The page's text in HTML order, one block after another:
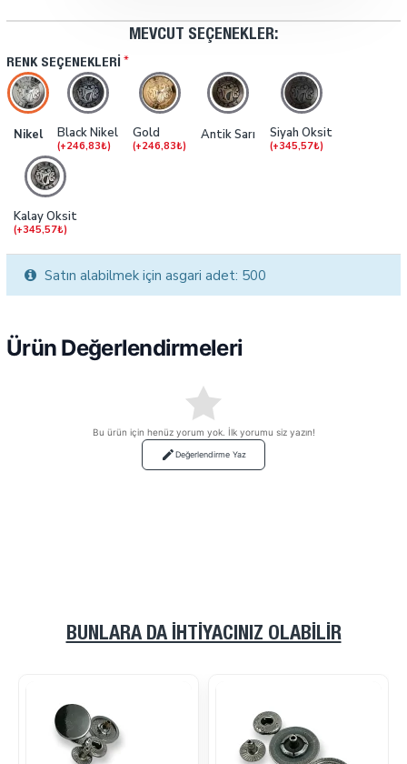
MEVCUT SEÇENEKLER:
RENK SEÇENEKLERI
Nikel Black Nikel
(+246,83₺)
Gold
(+246,83₺)
Antik Sarı Siyah Oksit
(+345,57₺)
Kalay Oksit
(+345,57₺)
Satın alabilmek için asgari adet: 500
Ürün Değerlendirmeleri
Bu ürün için henüz yorum yok. İlk yorumu siz yazın!
Değerlendirme Yaz
BUNLARA DA İHTIYACINIZ OLABILIR